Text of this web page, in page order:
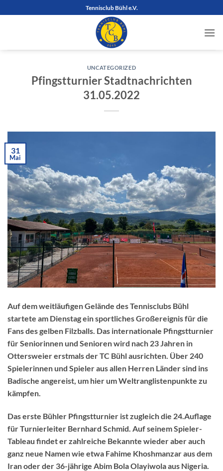
Inhalt
Tennisclub Bühl e.V.
UNCATEGORIZED
Pfingstturnier Stadtnachrichten
31.05.2022
31
Mai
Auf dem weitläufigen Gelände des Tennisclubs Bühl
startete am Dienstag ein sportliches Großereignis für die
Fans des gelben Filzballs. Das internationale Pfingstturnier
für Seniorinnen und Senioren wird nach 23 Jahren in
Ottersweier erstmals der TC Bühl ausrichten. Über 240
Spielerinnen und Spieler aus allen Herren Länder sind ins
Badische angereist, um hier um Weltranglistenpunkte zu
kämpfen.
Das erste Bühler Pfingstturnier ist zugleich die 24.Auflage
für Turnierleiter Bernhard Schmid. Auf seinem Spieler-
Tableau findet er zahlreiche Bekannte wieder aber auch
ganz neue Namen wie etwa Fahime Khoshmanzar aus dem
Iran oder der 36-jährige Abim Bola Olayiwola aus Nigeria.